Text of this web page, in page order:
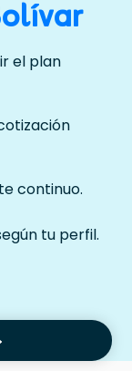
el plan
continuo.
tu perfil.